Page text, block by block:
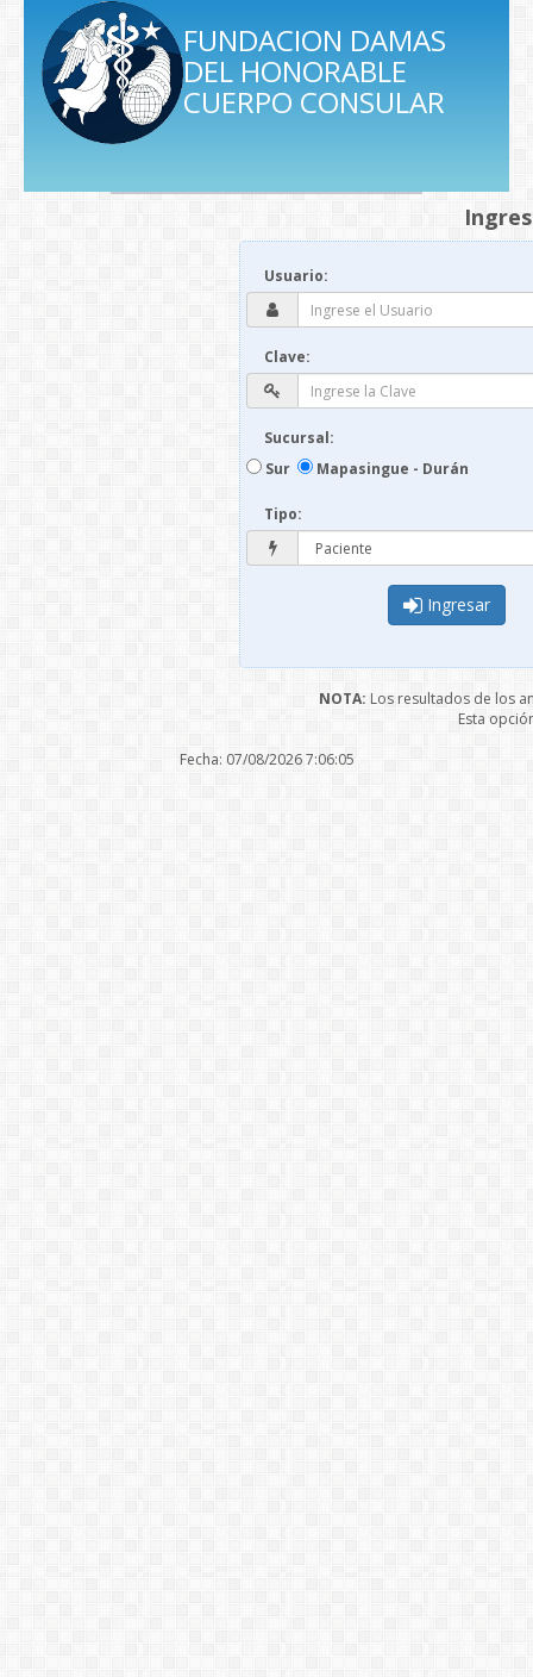
FUNDACION DAMAS
DEL HONORABLE
CUERPO CONSULAR
Usuario:
Clave:
Sucursal:
Sur
Mapasingue - Durán
Tipo:
Ingresar
NOTA: Los resultados de los
Esta
Fecha: 07/08/20267:06:05